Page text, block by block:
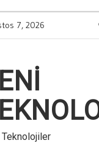
7, 2026
Nasil Fark Edilir
Teknolojiler